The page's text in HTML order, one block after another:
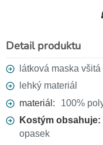
Detail produktu
látková maska
lehký materiál
materiál:
100%
Kostým obsahuje:
opasek